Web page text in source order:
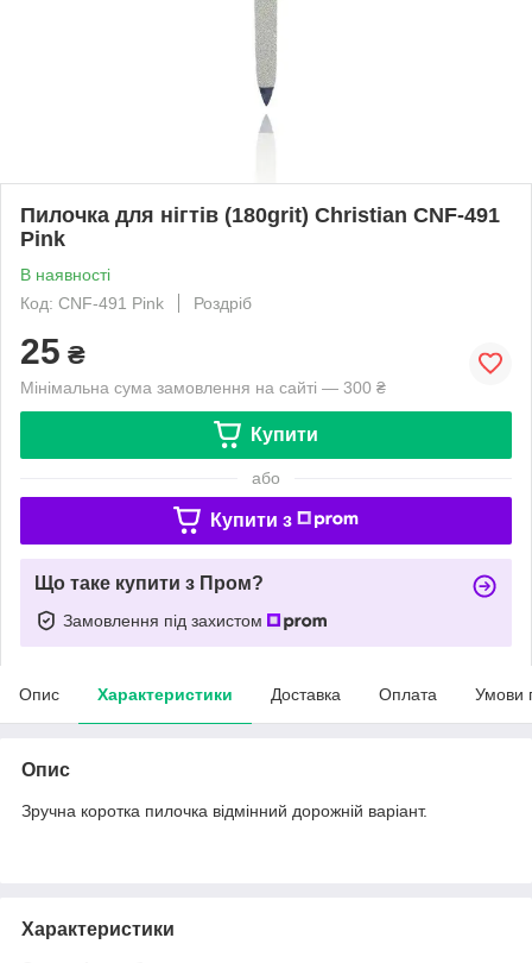
Пилочка для нігтів (180grit) Christian CNF-491
Pink
В наявності
Код: CNF-491 Pink
Роздріб
25 ₴
Мінімальна сума замовлення на сайті — 300 ₴
Купити
або
Купити з
Що таке купити з Пром?
Замовлення під захистом
Опис Характеристики Доставка Оплата Умови
Опис
Зручна коротка пилочка відмінний дорожній варіант.
Характеристики